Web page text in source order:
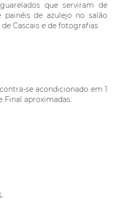
que serviram de
de azulejo no salão
Cascais e de fotografias
se acondicionado em 1
Final aproximadas.